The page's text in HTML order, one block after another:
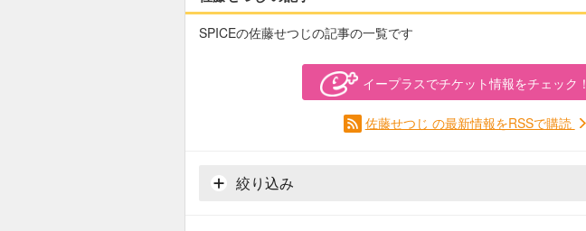
SPICEの佐藤せつじの記事の一覧です
イープラスでチケット情報をチェック！
佐藤せつじ の最新情報をRSSで購読
絞り込み